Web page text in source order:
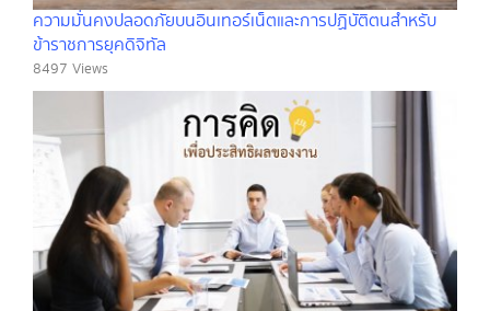
ความมั่นคงปลอดภัยบนอินเทอร์เน็ตและการปฏิบัติตนสำหรับ
ข้าราชการยุคดิจิทัล
8497 Views